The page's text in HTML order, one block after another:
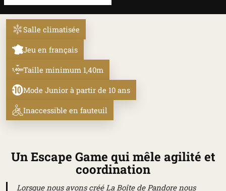
Salle climatisée
Jeu en français
Taille minimum 1,40m
Mode Junior à partir de 10 ans
Inaccessible en fauteuil
Un Escape Game qui mêle agilité et
coordination
Lorsque nous avons créé La Boîte de Pandore nous